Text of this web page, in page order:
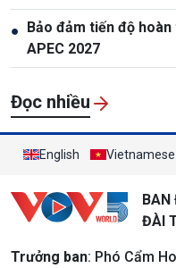
● Bảo đảm tiến độ
APEC 2027
Đọc nhiều
English Vietnamese
BAN
ĐÀI
Trưởng ban: Phó Cẩm